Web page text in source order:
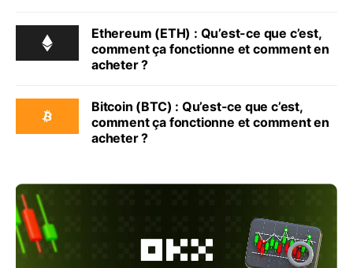
Ethereum (ETH) : Qu’est-ce que c’est,
comment ça fonctionne et comment en
acheter ?
Bitcoin (BTC) : Qu’est-ce que c’est,
comment ça fonctionne et comment en
acheter ?